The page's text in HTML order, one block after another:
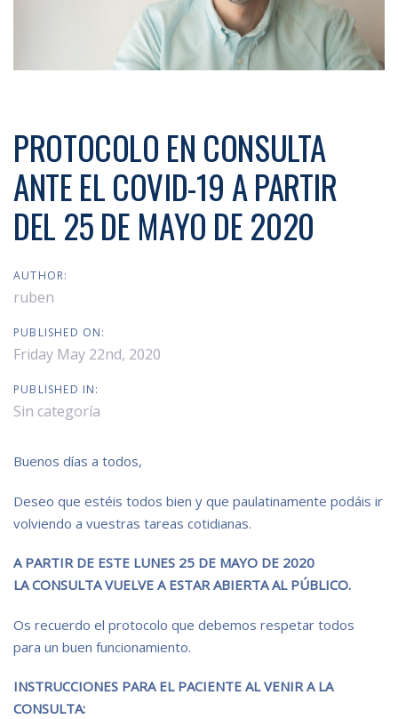
PROTOCOLO EN CONSULTA
ANTE EL COVID-19 A PARTIR
DEL 25 DE MAYO DE 2020
AUTHOR:
ruben
PUBLISHED ON:
Friday May 22nd, 2020
PUBLISHED IN:
Sin categoría
Buenos días a todos,
Deseo que estéis todos bien y que paulatinamente podáis ir
volviendo a vuestras tareas cotidianas.
A PARTIR DE ESTE LUNES 25 DE MAYO DE 2020
LA CONSULTA VUELVE A ESTAR ABIERTA AL PÚBLICO.
Os recuerdo el protocolo que debemos respetar todos
para un buen funcionamiento.
INSTRUCCIONES PARA EL PACIENTE AL VENIR A LA
CONSULTA: